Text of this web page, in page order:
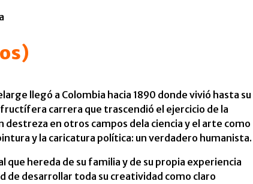
llegó a Colombia hacia 1890 donde vivió hasta su
carrera que trascendió el ejercicio de la
en otros campos dela ciencia y el arte como
y la caricatura política: un verdadero humanista.
que hereda de su familia y de su propia experiencia
de desarrollar toda su creatividad como claro